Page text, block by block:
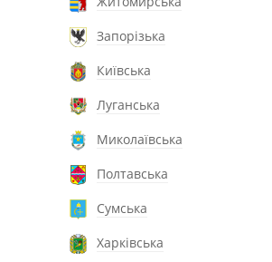
Запорізька
Київська
Луганська
Миколаївська
Полтавська
Сумська
Харківська